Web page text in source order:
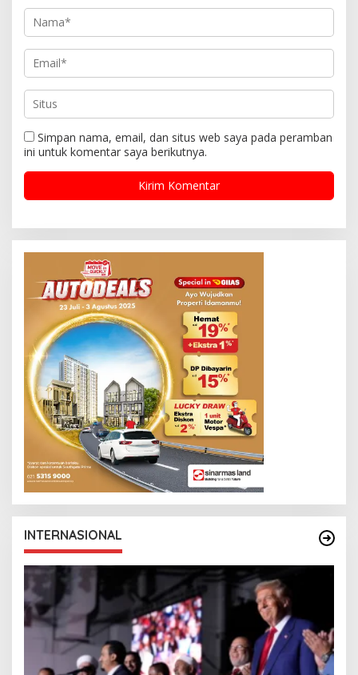
Simpan nama, email, dan situs web saya pada peramban
ini untuk komentar saya berikutnya.
INTERNASIONAL